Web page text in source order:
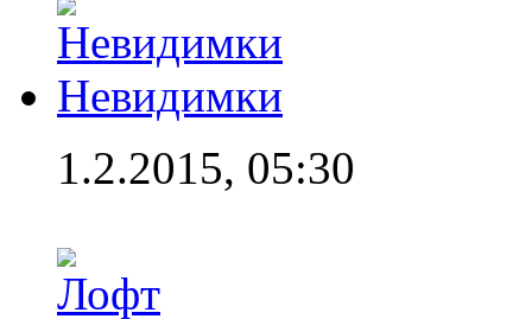
Невидимки
1.2.2015, 05:30